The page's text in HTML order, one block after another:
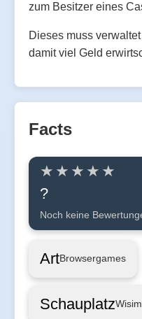
zum Besitzer eines
Dieses muss
damit viel Geld
Facts
?
Noch keine
ArtBrowsergames
SchauplatzWisim